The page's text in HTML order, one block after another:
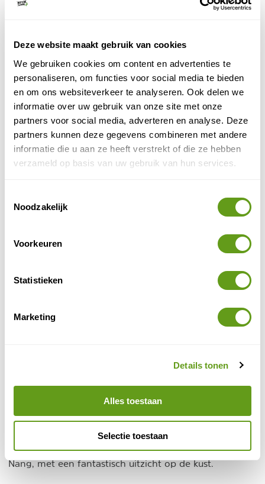
Deze website maakt gebruik van cookies
We gebruiken cookies om content en advertenties te
personaliseren, om functies voor social media te bieden
en om ons websiteverkeer te analyseren. Ook delen we
informatie over uw gebruik van onze site met onze
partners voor social media, adverteren en analyse. Deze
partners kunnen deze gegevens combineren met andere
informatie die u aan ze heeft verstrekt of die ze hebben
verzameld op basis van uw gebruik van hun services.
Noodzakelijk
Voorkeuren
Statistieken
Marketing
Details tonen
Alles toestaan
Selectie toestaan
Vietnam is dus een geweldige bestemming voor een
Trekking in de bergen: bezoek Sapa in het noorden
voor bergtochten door rijstvelden en kleine dorpjes
van de etnische minderheden. De Fansipan, de
hoogste berg van Vietnam, is ook een uitdagende klim.
Fietsen: fiets door de pittoreske landschappen van het
platteland, zoals de Mekong Delta of rond Hoi An. Er
van Halong Bay of de rustige wateren van de Mekong
Zwemmen en snorkelen
: genieten bij de stranden van
Nha Trang of Phu Quoc, waar je kunt zwemmen,
snorkelen en duiken in helder water vol kleurrijke
vissen.
jezelf kunt uitdagen en klimmen op kalkstenen rotsen.
Chi Minh-route of maak een roadtrip langs de kust van
Vietnam.
Paragliden: zweef door de lucht in de buurt van Da
Nang, met een fantastisch uitzicht op de kust.